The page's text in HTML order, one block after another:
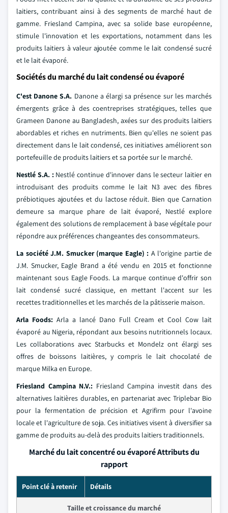
laitiers, contribuant ainsi à des segments de marché haut de
gamme. Friesland Campina, avec sa solide base européenne,
stimule l'innovation et les exportations, notamment dans les
produits laitiers à valeur ajoutée comme le lait condensé sucré
et le lait évaporé.
Sociétés du marché du lait condensé ou évaporé
C'est Danone S.A. Danone a élargi sa présence sur les marchés
émergents grâce à des coentreprises stratégiques, telles que
Grameen Danone au Bangladesh, axées sur des produits laitiers
abordables et riches en nutriments. Bien qu'elles ne soient pas
directement dans le lait condensé, ces initiatives améliorent son
portefeuille de produits laitiers et sa portée sur le marché.
Nestlé S.A. : Nestlé continue d'innover dans le secteur laitier en
introduisant des produits comme le lait N3 avec des fibres
prébiotiques ajoutées et du lactose réduit. Bien que Carnation
demeure sa marque phare de lait évaporé, Nestlé explore
également des solutions de remplacement à base végétale pour
répondre aux préférences changeantes des consommateurs.
La société J.M. Smucker (marque Eagle) : A l'origine partie de
J.M. Smucker, Eagle Brand a été vendu en 2015 et fonctionne
maintenant sous Eagle Foods. La marque continue d'offrir son
lait condensé sucré classique, en mettant l'accent sur les
recettes traditionnelles et les marchés de la pâtisserie maison.
Arla Foods: Arla a lancé Dano Full Cream et Cool Cow lait
évaporé au Nigeria, répondant aux besoins nutritionnels locaux.
Les collaborations avec Starbucks et Mondelz ont élargi ses
offres de boissons laitières, y compris le lait chocolaté de
marque Milka en Europe.
Friesland Campina N.V.: Friesland Campina investit dans des
alternatives laitières durables, en partenariat avec Triplebar Bio
pour la fermentation de précision et Agrifirm pour l'avoine
locale et l'agriculture de soja. Ces initiatives visent à diversifier sa
gamme de produits au-delà des produits laitiers traditionnels.
Marché du lait concentré ou évaporé Attributs du
rapport
Point clé à retenir Détails
Taille et croissance du marché